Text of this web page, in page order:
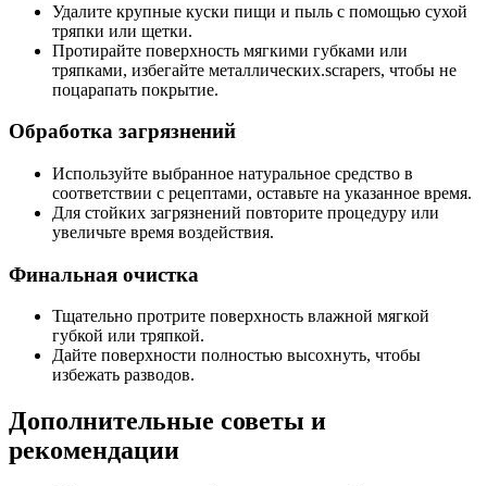
Удалите крупные куски пищи и пыль с помощью сухой
тряпки или щетки.
Протирайте поверхность мягкими губками или
тряпками, избегайте металлических.scrapers, чтобы не
поцарапать покрытие.
Обработка загрязнений
Используйте выбранное натуральное средство в
соответствии с рецептами, оставьте на указанное время.
Для стойких загрязнений повторите процедуру или
увеличьте время воздействия.
Финальная очистка
Тщательно протрите поверхность влажной мягкой
губкой или тряпкой.
Дайте поверхности полностью высохнуть, чтобы
избежать разводов.
Дополнительные советы и
рекомендации